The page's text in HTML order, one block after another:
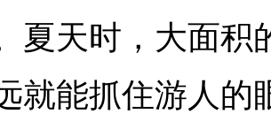
夏天时，大面积
就能抓住游人的